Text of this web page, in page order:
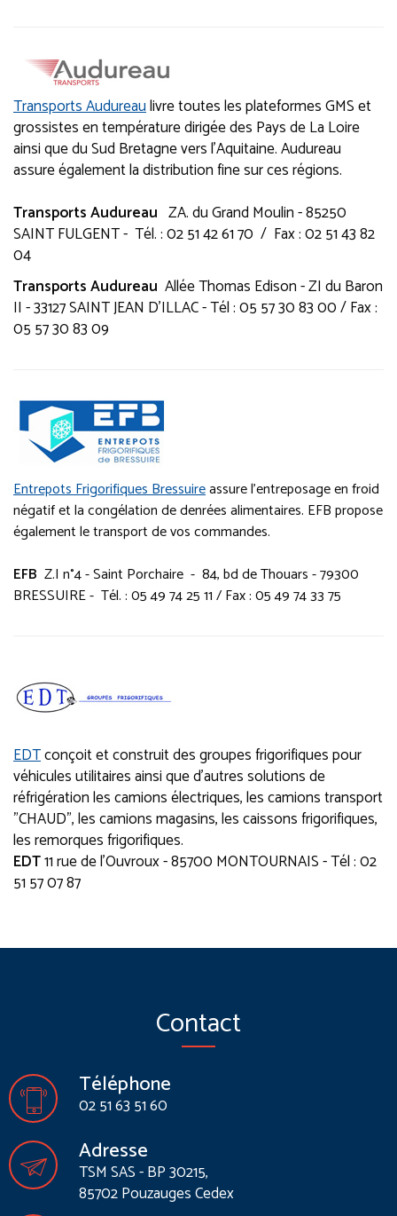
Transports Audureaulivre toutes les plateformes GMS et
grossistes en température dirigée des Pays de La Loire
ainsi que du Sud Bretagne vers l'Aquitaine. Audureau
assure également la distribution fine sur ces régions.
Transports Audureau ZA. du Grand Moulin - 85250
SAINT FULGENT - Tél. : 02 51 42 61 70 / Fax : 02 51 43 82
04
Transports Audureau Allée Thomas Edison - ZI du Baron
II - 33127 SAINT JEAN D'ILLAC - Tél : 05 57 30 83 00 / Fax :
05 57 30 83 09
Entrepots Frigorifiques Bressuireassure l'entreposage en froid
négatif et la congélation de denrées alimentaires. EFB propose
également le transport de vos commandes.
EFB Z.I n°4 - Saint Porchaire - 84, bd de Thouars - 79300
BRESSUIRE - Tél. : 05 49 74 25 11 / Fax : 05 49 74 33 75
EDTconçoit et construit des groupes frigorifiques pour
véhicules utilitairesainsi que d'autres solutions de
réfrigération les camions électriques, les camions transport
"CHAUD", les camions magasins, les caissons frigorifiques,
les remorques frigorifiques.
EDT11 rue de l'Ouvroux - 85700 MONTOURNAIS - Tél : 02
51 57 07 87
Contact
Téléphone
02 51 63 51 60
Adresse
TSM SAS - BP 30215,
85702 Pouzauges Cedex